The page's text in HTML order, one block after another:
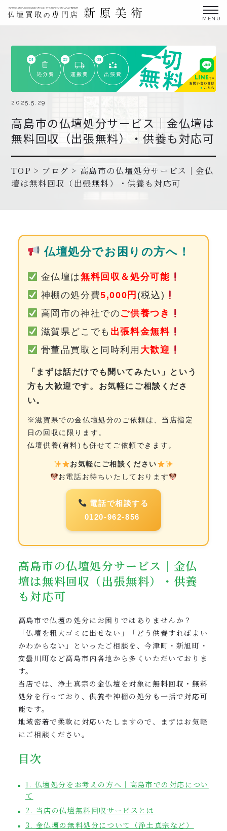
仏壇買取サービス
買取ステップ・お仏壇処分の流れ
ブログ
北陸三県外の方
よくあるご質問
協力店募集について
0120-962-856
受付時間：24時間受付 定休日：なし
2025.5.29
高島市の仏壇処分サービス｜金仏壇は
無料回収（出張無料）・供養も対応可
TOP > ブログ > 高島市の仏壇処分サービス｜金仏
壇は無料回収（出張無料）・供養も対応可
仏壇処分でお困りの方へ！
金仏壇は無料回収＆処分可能
神棚の処分費5,000円 (税込)
高岡市の神社でのご供養つき
滋賀 県どこでも 出張料金無料
骨董品買取と同時利用 大歓迎
「まずは話だけでも聞いてみたい」という
方も大歓迎です。お気軽にご相談くださ
い。
※滋賀県での金仏壇処分のご依頼は、当店指定
日の回収に限ります。
仏壇供養(有料)も併せてご依頼できます。
お気軽にご相談ください
お電話お待ちいたしております
電話で相談する
0120-962-856
高島市の仏壇処分サービス｜金仏
壇は無料回収（出張無料）・供養
も対応可
高島市で仏壇の処分にお困りではありませんか？
「仏壇を粗大ゴミに出せない」「どう供養すればよい
かわからない」といったご相談を、今津町・新旭町・
安曇川町など高島市内各地から多くいただいておりま
す。
当店では、浄土真宗の金仏壇を対象に無料回収・無料
処分 を行っており、供養や神棚の処分も一括で対応可
能です。
地域密着で柔軟に対応いたしますので、まずはお気軽
にご相談ください。
目次
1. 仏壇処分をお考えの方へ｜高島市での対応につい
て
2. 当店の仏壇無料回収サービスとは
3. 金仏壇の無料処分について（浄土真宗など）